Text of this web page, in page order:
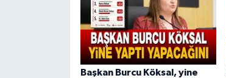
Başkan Burcu Köksal, yine